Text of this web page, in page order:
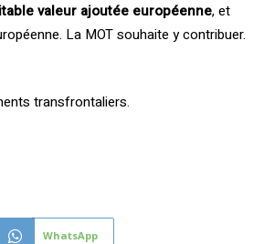
valeur ajoutée européenne, et
La MOT souhaite y contribuer.
transfrontaliers.
WhatsApp